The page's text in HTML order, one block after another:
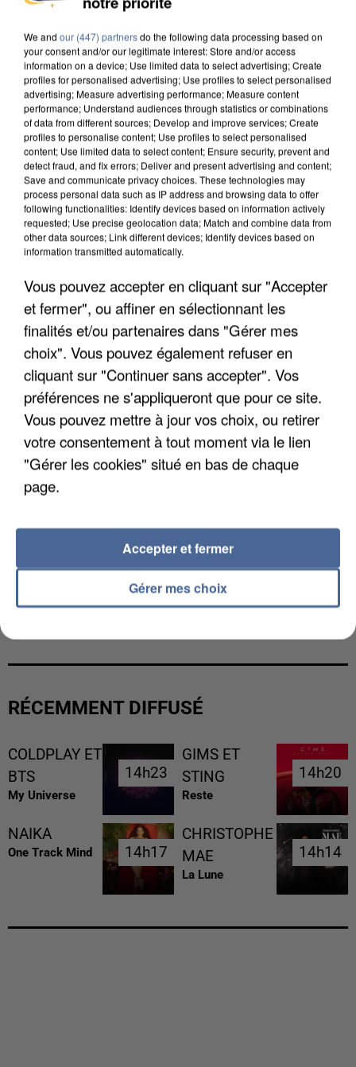
INTERPELLÉ EN ALGÉRIE
UNE TOURISTE DE L’OISE EMPORTÉE PAR UNE
COULÉE DE BOUE EN HAUTE-SAVOIE
LES DONNÉES DE 300 000 CLIENTS DÉROBÉES À
RÉCEMMENT DIFFUSÉ
COLDPLAY ET
BTS
My Universe
14h23
14h23
GIMS ET
STING
Reste
14h20
14h20
NAIKA
One Track Mind 14h17
14h17
CHRISTOPHE
MAE
La Lune
14h14
14h14
We and our (447) partnersdo the following data processing based on
your consent and/or our legitimate interest: Store and/or access
information on a device; Use limited data to select advertising; Create
profiles for personalised advertising; Use profiles to select personalised
advertising; Measure advertising performance; Measure content
performance; Understand audiences through statistics or combinations
of data from different sources; Develop and improve services; Create
profiles to personalise content; Use profiles to select personalised
content; Use limited data to select content; Ensure security, prevent and
detect fraud, and fix errors; Deliver and present advertising and content;
Save and communicate privacy choices. These technologies may
process personal data such as IP address and browsing data to offer
following functionalities: Identify devices based on information actively
requested; Use precise geolocation data; Match and combine data from
other data sources; Link different devices; Identify devices based on
information transmitted automatically.
Vous pouvez accepter en cliquant sur "Accepter
et fermer", ou affiner en sélectionnant les
finalités et/ou partenaires dans "Gérer mes
choix". Vous pouvez également refuser en
cliquant sur "Continuer sans accepter". Vos
préférences ne s'appliqueront que pour ce site.
Vous pouvez mettre à jour vos choix, ou retirer
votre consentement à tout moment via le lien
"Gérer les cookies" situé en bas de chaque
page.
Gérer mes choix
Accepter et fermer